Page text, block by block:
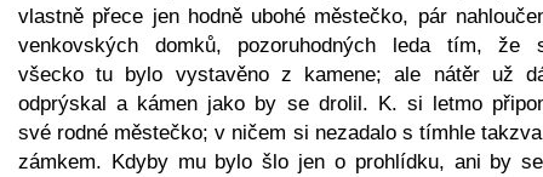
vlastně přece jen hodně ubohé městečko, pár
venkovských domků, pozoruhodných leda tím, že
všecko tu bylo vystavěno z kamene; ale nátěr už
odprýskal a kámen jako by se drolil. K. si letmo
své rodné městečko; v ničem si nezadalo s tímhle
zámkem. Kdyby mu bylo šlo jen o prohlídku, ani by